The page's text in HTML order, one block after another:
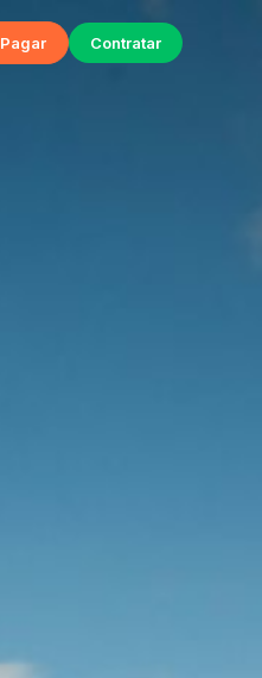
Pagar Contratar